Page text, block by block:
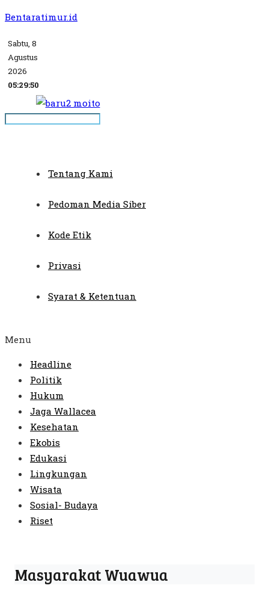
Bentaratimur.id
Sabtu, 8
Agustus
2026
05:29:50
Tentang Kami
Pedoman Media Siber
Kode Etik
Privasi
Syarat & Ketentuan
Menu
Headline
Politik
Hukum
Jaga Wallacea
Kesehatan
Ekobis
Edukasi
Lingkungan
Wisata
Sosial- Budaya
Riset
Masyarakat Wuawua